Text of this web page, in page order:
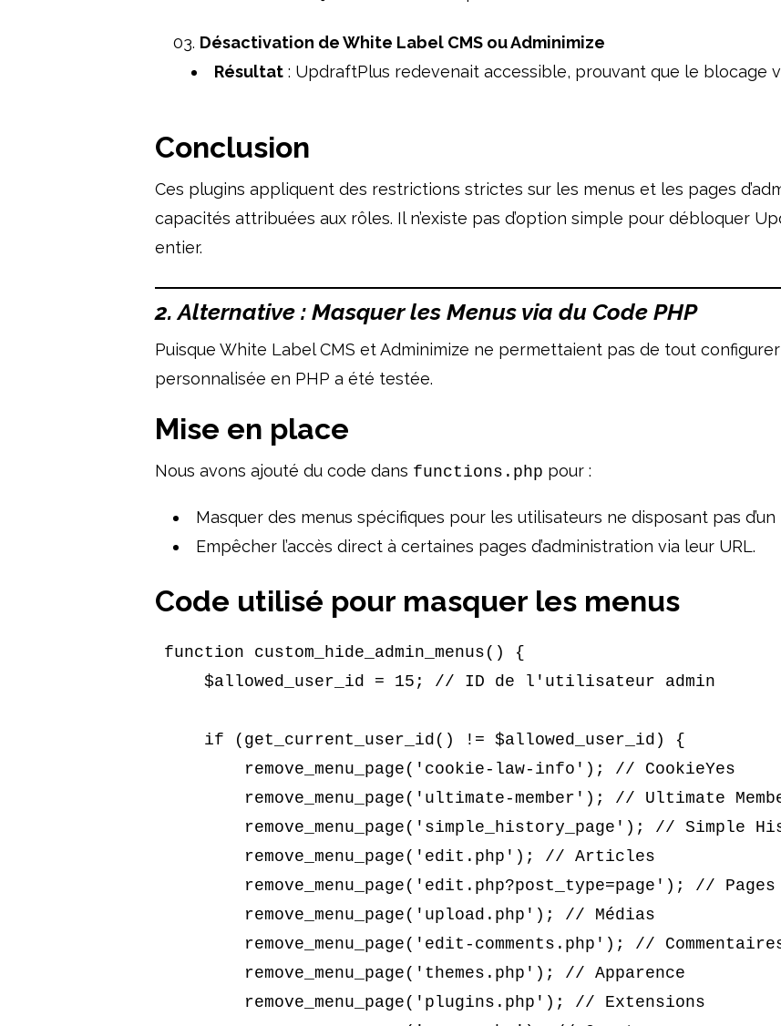
Désactivation de White Label CMS ou Adminimize
Résultat : UpdraftPlus redevenait accessible, prouvant que le blocage
Conclusion
Ces plugins appliquent des restrictions strictes sur les menus et les pages
capacités attribuées aux rôles. Il n’existe pas d’option simple pour débloquer
entier.
2. Alternative : Masquer les Menus via du Code PHP
Puisque White Label CMS et Adminimize ne permettaient pas de tout
personnalisée en PHP a été testée.
Mise en place
Nous avons ajouté du code dans functions.php pour :
Masquer des menus spécifiques pour les utilisateurs ne disposant pas d’un
Empêcher l’accès direct à certaines pages d’administration via leur URL.
Code utilisé pour masquer les menus
function custom_hide_admin_menus() {
    $allowed_user_id = 15; // ID de l'utilisateur admin